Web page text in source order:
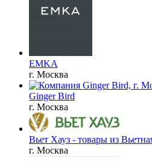
EMKA
г. Москва
Ginger Bird
г. Москва
Вьет Хауз - товары из
г. Москва